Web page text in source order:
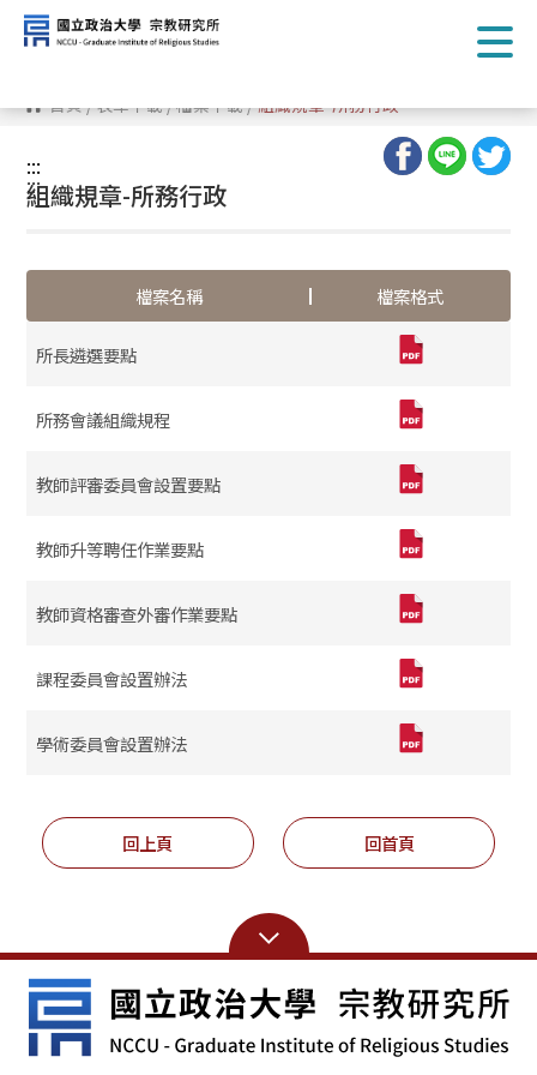
跳
到
主
容 首頁/表單下載/檔案下載/組織規章-所務行政
:::
:::
組織規章-所務行政
檔案名稱 檔案格式
所長遴選要點
所務會議組織規程
教師評審委員會設置要點
教師升等聘任作業要點
教師資格審查外審作業要點
課程委員會設置辦法
學術委員會設置辦法
回上頁 回首頁